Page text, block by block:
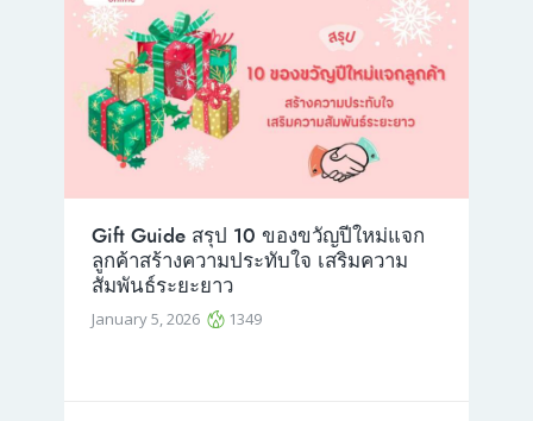
Gift Guide สรุป 10 ของขวัญปีใหม่แจก
ลูกค้าสร้างความประทับใจ เสริมความ
สัมพันธ์ระยะยาว
January 5, 2026 1349